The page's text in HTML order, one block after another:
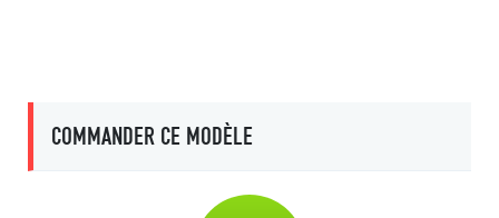
COMMANDER CE MODÈLE